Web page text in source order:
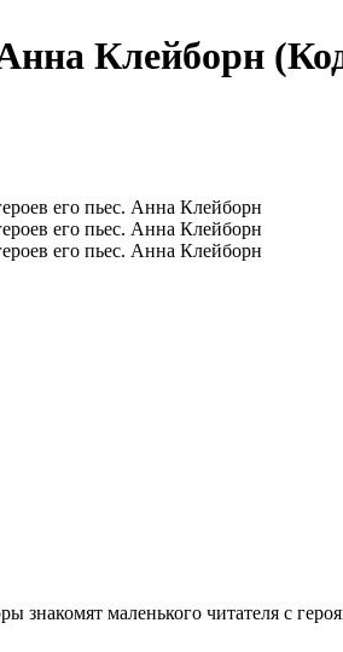
Клейборн
знакомят маленького читателя с